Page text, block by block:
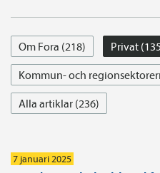
Om Fora (218) Privat
Kommun- och
Alla artiklar (236)
7 januari 2025